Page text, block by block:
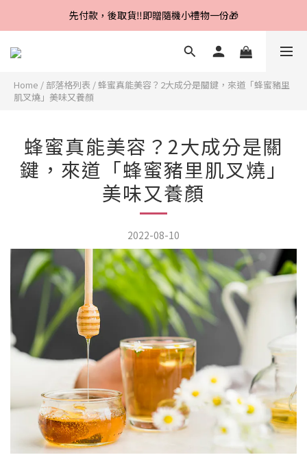
Line好友招募中，首購、回購皆贈100元
先付款，後取貨‼️即贈隨機小禮物一份🎁
Line好友招募中，首購、回購皆贈100元
Home / 部落格列表 /蜂蜜真能美容？2大成分是關鍵，來道「蜂蜜豬里
肌叉燒」美味又養顏
蜂蜜真能美容？2大成分是關
鍵，來道「蜂蜜豬里肌叉燒」
美味又養顏
2022-08-10